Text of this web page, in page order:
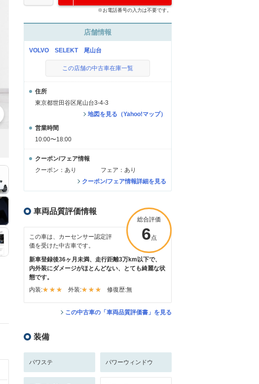
※お電話番号の入力は不要です。
店舗情報
VOLVO SELEKT 尾山台
この店舗の中古車在庫一覧
住所
東京都世田谷区尾山台3-4-3
地図を見る（Yahoo!マップ）
営業時間
10:00〜18:00
クーポン/フェア情報
クーポン：あり
フェア：あり
クーポン/フェア情報詳細を見る
車両品質評価情報
総合評価
6点
この車は、カーセンサー認定評
価を受けた中古車です。
新車登録後36ヶ月未満、走行距離3万km以下で、
内外装にダメージがほとんどない、とても綺麗な状
態です。
内装:
外装: 修復歴:無
この中古車の「車両品質評価書」を見る
装備
パワステ パワーウィンドウ